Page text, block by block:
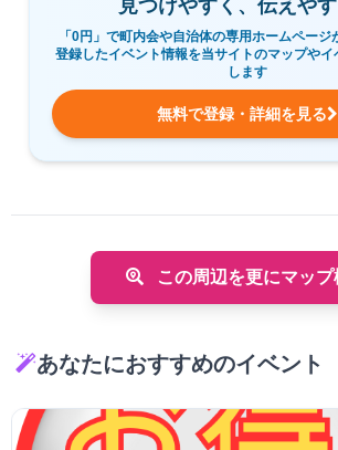
見つけやすく、伝えやす
「0円」で町内会や自治体の専用ホームページ
登録したイベント情報を当サイトのマップや
します
無料で登録・詳細を見る
この周辺を更にマップ
あなたにおすすめのイベント